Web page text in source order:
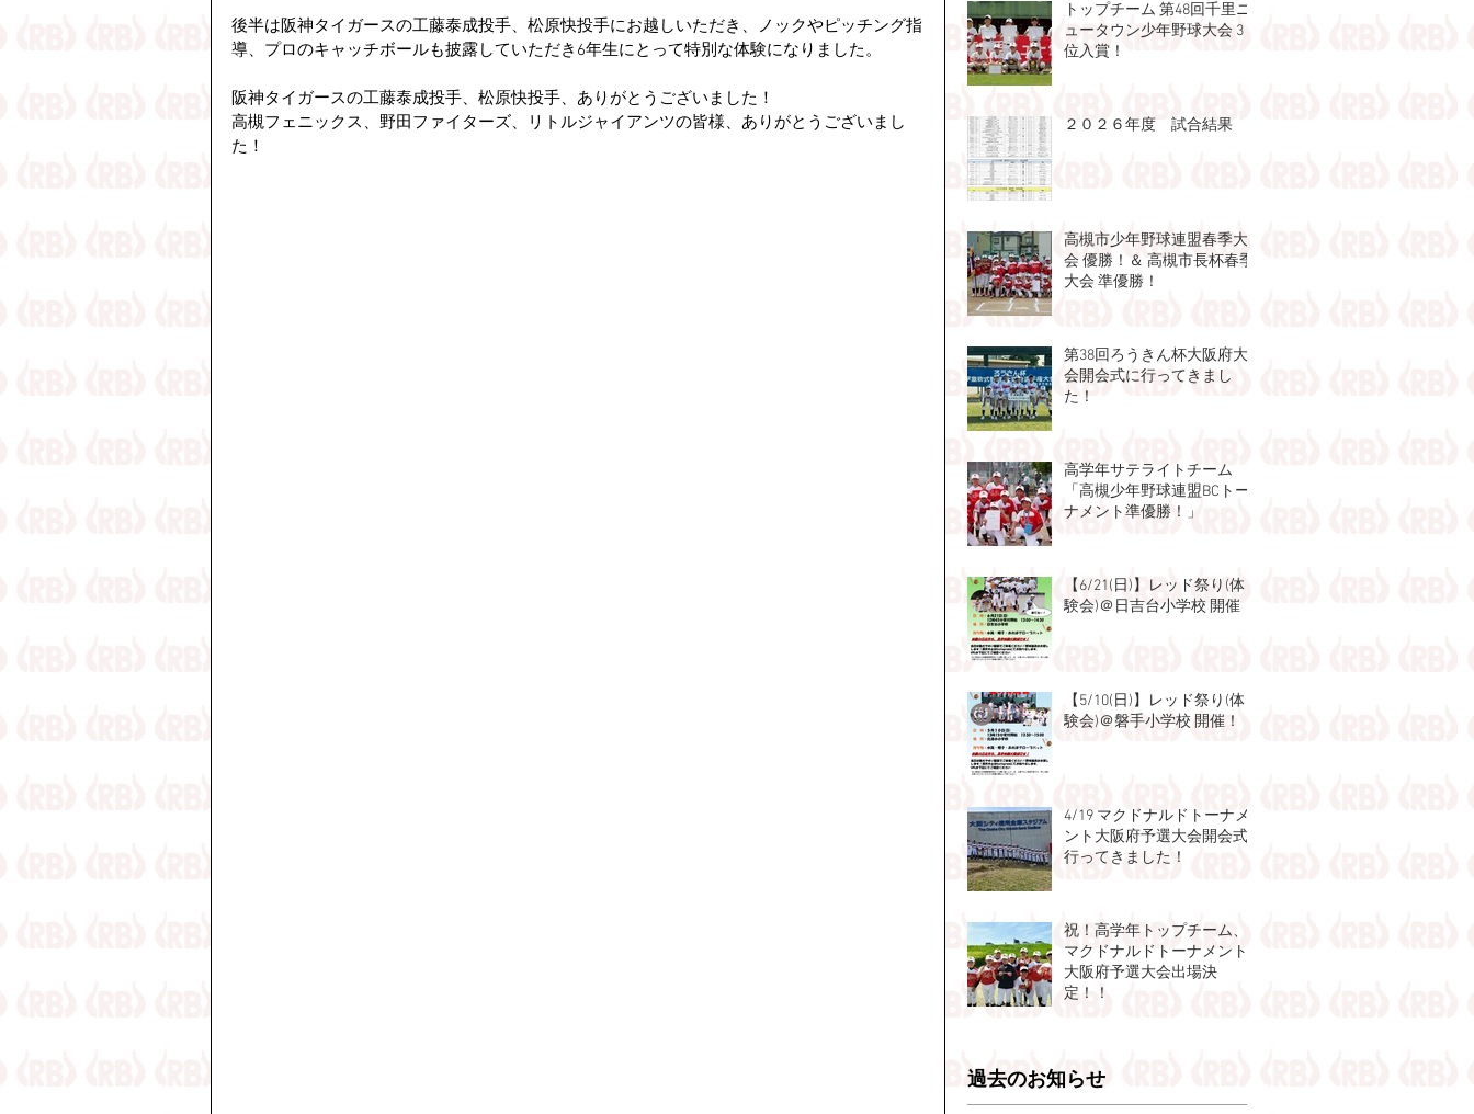
後半は阪神タイガースの工藤泰成投手、松原快投手にお越しいただき、ノックやピッチング指
導、プロのキャッチボールも披露していただき6年生にとって特別な体験になりました。
阪神タイガースの工藤泰成投手、松原快投手、ありがとうございました！
高槻フェニックス、野田ファイターズ、リトルジャイアンツの皆様、ありがとうございまし
た！
トップチーム 第48回千⾥ニ
ュータウン少年野球⼤会 3
位入賞！
２０２６年度 試合結果
高槻市少年野球連盟春季大
会 優勝！＆ 高槻市長杯春季
大会 準優勝！
第38回ろうきん杯大阪府大
会開会式に行ってきまし
た！
高学年サテライトチーム
「高槻少年野球連盟BCトー
ナメント準優勝！」
【6/21(日)】レッド祭り(体
験会)＠日吉台小学校 開催！
【5/10(日)】レッド祭り(体
験会)＠磐手小学校 開催！
4/19 マクドナルドトーナメ
ント大阪府予選大会開会式
行ってきました！
祝！高学年トップチーム、
マクドナルドトーナメント
大阪府予選大会出場決
定！！
過去のお知らせ